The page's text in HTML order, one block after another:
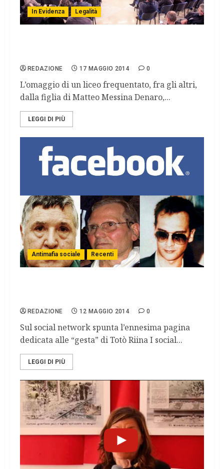
In Evidenza Legalità
REDAZIONE 17 MAGGIO 2014 0
L’omaggio di un liceo frequentato, fra gli altri,
dalla figlia di Matteo Messina Denaro,...
LEGGI DI PIÙ
Antimafia sociale Recenti
REDAZIONE 12 MAGGIO 2014 0
Sul social network spunta l’ennesima pagina
dedicata alle “gesta” di Totò Riina I social...
LEGGI DI PIÙ